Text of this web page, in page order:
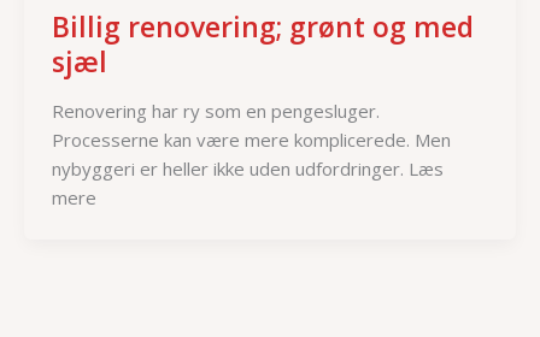
Billig renovering; grønt og med
sjæl
Renovering har ry som en pengesluger.
Processerne kan være mere komplicerede. Men
nybyggeri er heller ikke uden udfordringer. Læs
mere